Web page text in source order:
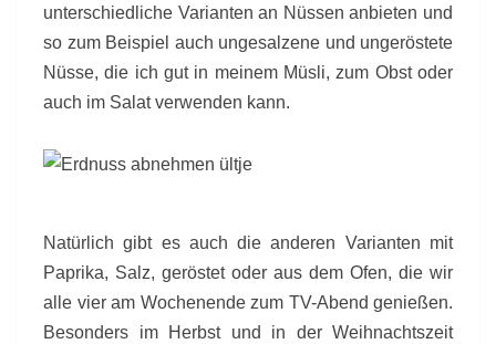
unterschiedliche Varianten an Nüssen anbieten und
so zum Beispiel auch ungesalzene und ungeröstete
Nüsse, die ich gut in meinem Müsli, zum Obst oder
auch im Salat verwenden kann.
Natürlich gibt es auch die anderen Varianten mit
Paprika, Salz, geröstet oder aus dem Ofen, die wir
alle vier am Wochenende zum TV-Abend genießen.
Besonders im Herbst und in der Weihnachtszeit